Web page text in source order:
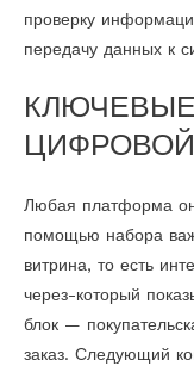
проверку
передачу данных к
Любая платформа
помощью набора
витрина, то есть
через-который
блок —
заказ. Следующий